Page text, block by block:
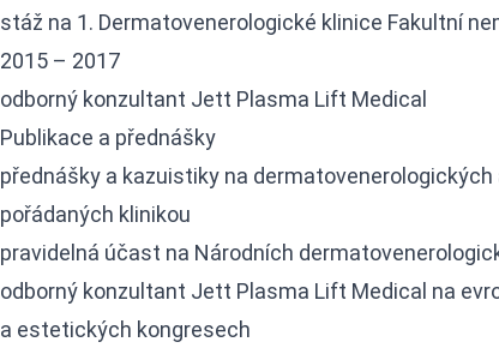
stáž na 1. Dermatovenerologické klinice Fakultní
2015 – 2017
odborný konzultant Jett Plasma Lift Medical
Publikace a přednášky
přednášky a kazuistiky na
pořádaných klinikou
pravidelná účast na Národních
odborný konzultant Jett Plasma Lift Medical na
a estetických kongresech